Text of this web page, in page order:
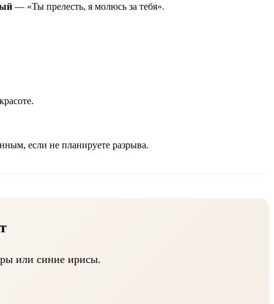
— «Ты прелесть, я молюсь за тебя».
если не планируете разрыва.
или синие ирисы.